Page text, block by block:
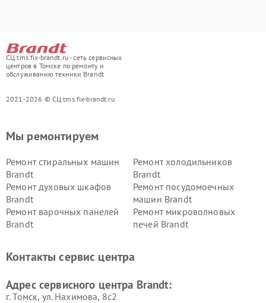
СЦ tms.fix-brandt.ru - сеть сервисных
центров в Томске по ремонту и
обслуживанию техники Brandt
2021-2026 © СЦ tms.fix-brandt.ru
Мы ремонтируем
Ремонт стиральных машин
Brandt
Ремонт холодильников
Brandt
Ремонт духовых шкафов
Brandt
Ремонт посудомоечных
машин Brandt
Ремонт варочных панелей
Brandt
Ремонт микроволновых
печей Brandt
Контакты сервис центра
Адрес сервисного центра Brandt:
г. Томск, ул. Нахимова, 8с2